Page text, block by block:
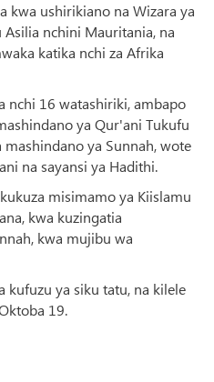
kwa ushirikiano na Wizara ya
nchini Mauritania, na
katika nchi za Afrika
nchi 16 watashiriki, ambapo
ya Qur'ani Tukufu
ya Sunnah, wote
na sayansi ya Hadithi.
misimamo ya Kiislamu
kwa kuzingatia
kwa mujibu wa
ya siku tatu, na kilele
19.